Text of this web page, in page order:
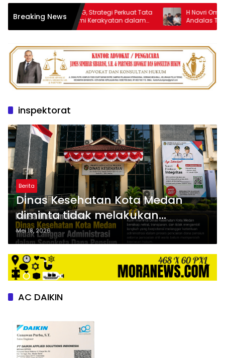
Breaking News
Enam Pilar REL-MBG, Strategi Perkuat Tata
Kelola dan Ekonomi Kerakyatan dalam
Program MBG
H Novri
Andalas Travel di
inspektorat
Berita
Dinas Kesehatan Kota Medan
diminta tidak melakukan
tindakan manipulasi,
pelanggaran administrasi dan
kode etik PNS
Mei 18, 2026
AC DAIKIN